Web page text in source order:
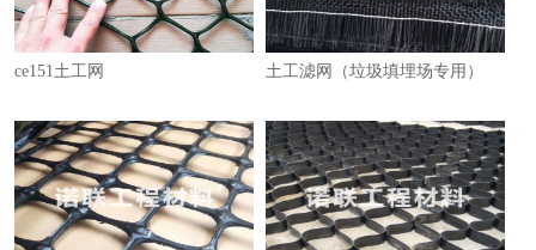
ce151土工网 土工滤网（垃圾填埋场专用）